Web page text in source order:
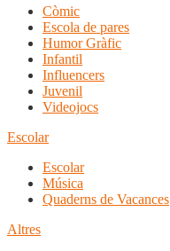
Còmic
Escola de pares
Humor Gràfic
Infantil
Influencers
Juvenil
Videojocs
Escolar
Escolar
Música
Quaderns de Vacances
Altres